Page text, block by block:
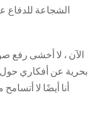
الشجاعة للدفاع
الآن ، لا أخشى رفع
بحرية عن أفكاري حول
أنا أيضًا لا